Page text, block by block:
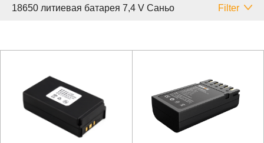
18650 литиевая батарея 7,4 V Саньо Filter